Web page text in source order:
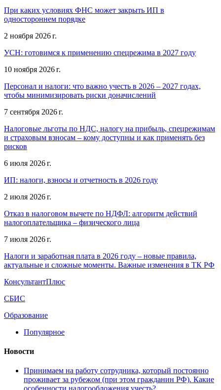
При каких условиях ФНС может закрыть ИП в
одностороннем порядке
2 ноября 2026 г.
УСН: готовимся к применению спецрежима в 2027 году
10 ноября 2026 г.
Персонал и налоги: что важно учесть в 2026 – 2027 годах,
чтобы минимизировать риски доначислений
7 сентября 2026 г.
Налоговые льготы по НДС, налогу на прибыль, спецрежимам
и страховым взносам – кому доступны и как применять без
рисков
6 июля 2026 г.
ИП: налоги, взносы и отчетность в 2026 году
2 июля 2026 г.
Отказ в налоговом вычете по НДФЛ: алгоритм действий
налогоплательщика – физического лица
7 июля 2026 г.
Налоги и заработная плата в 2026 году – новые правила,
актуальные и сложные моменты. Важные изменения в ТК РФ
КонсультантПлюс
СБИС
Образование
Популярное
Новости
Принимаем на работу сотрудника, который постоянно
проживает за рубежом (при этом гражданин РФ). Какие